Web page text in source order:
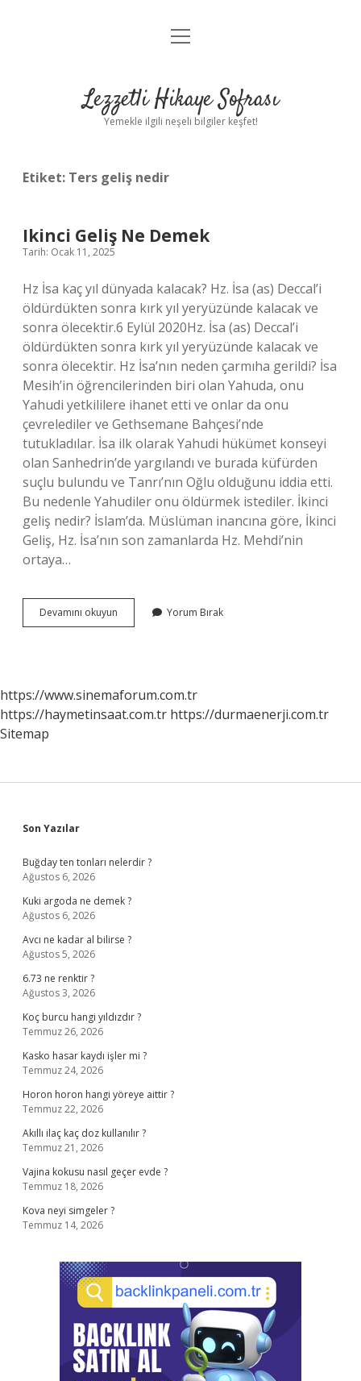
Anasayfa
Yasal Uyarı
menüyü
Lezzetli Hikaye Sofrası
Yemekle ilgili neşeli bilgiler keşfet!
Etiket: Ters geliş nedir
Ikinci Geliş Ne Demek
Tarih: Ocak 11, 2025
Hz İsa kaç yıl dünyada kalacak? Hz. İsa (as) Deccal’i
öldürdükten sonra kırk yıl yeryüzünde kalacak ve
sonra ölecektir.6 Eylül 2020Hz. İsa (as) Deccal’i
öldürdükten sonra kırk yıl yeryüzünde kalacak ve
sonra ölecektir. Hz İsa’nın neden çarmıha gerildi? İsa
Mesih’in öğrencilerinden biri olan Yahuda, onu
Yahudi yetkililere ihanet etti ve onlar da onu
çevrelediler ve Gethsemane Bahçesi’nde
tutukladılar. İsa ilk olarak Yahudi hükümet konseyi
olan Sanhedrin’de yargılandı ve burada küfürden
suçlu bulundu ve Tanrı’nın Oğlu olduğunu iddia etti.
Bu nedenle Yahudiler onu öldürmek istediler. İkinci
geliş nedir? İslam’da. Müslüman inancına göre, İkinci
Geliş, Hz. İsa’nın son zamanlarda Hz. Mehdi’nin
ortaya…
Devamını okuyun
Geliş
Yorum Bırak
https://www.sinemaforum.com.tr
https://haymetinsaat.com.tr https://durmaenerji.com.tr
Sitemap
Sidebar
Son Yazılar
Buğday ten tonları nelerdir ?
Ağustos 6, 2026
Kuki argoda ne demek ?
Ağustos 6, 2026
Avcı ne kadar al bilirse ?
Ağustos 5, 2026
6.73 ne renktir ?
Ağustos 3, 2026
Koç burcu hangi yıldızdır ?
Temmuz 26, 2026
Kasko hasar kaydı işler mi ?
Temmuz 24, 2026
Horon horon hangi yöreye aittir ?
Temmuz 22, 2026
Akıllı ilaç kaç doz kullanılır ?
Temmuz 21, 2026
Vajina kokusu nasıl geçer evde ?
Temmuz 18, 2026
Kova neyi simgeler ?
Temmuz 14, 2026